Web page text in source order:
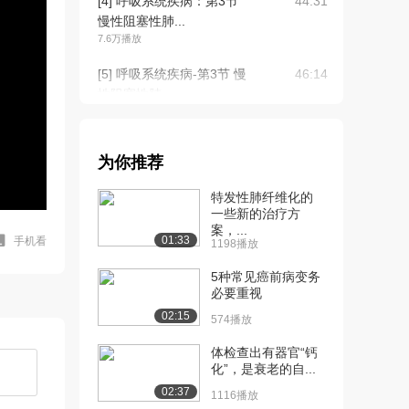
手机看
慢性阻塞性肺...
7.6万播放
[5] 呼吸系统疾病-第3节 慢
46:14
哮喘1
[7] 呼吸系统疾病：第4节
53:33
[8] 呼吸系统疾病：第5节
[9] 呼吸系统疾病：第5节
3.2万播放
27:47
为你推荐
01:33
特发性肺纤维化的
一些新的治疗方
案，...
1198播放
02:15
5种常见癌前病变务
必要重视
574播放
02:37
体检查出有器官“钙
化”，是衰老的自...
1116播放